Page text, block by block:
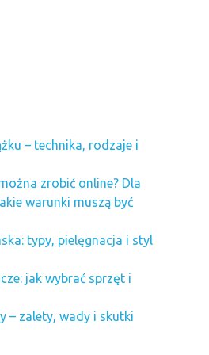
– technika, rodzaje i
zrobić online? Dla
warunki muszą być
typy, pielęgnacja i styl
jak wybrać sprzęt i
– zalety, wady i skutki